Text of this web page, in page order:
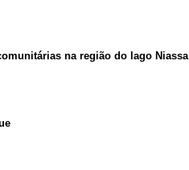
na região do lago Niassa